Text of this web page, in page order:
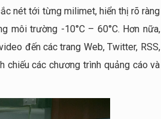
nét tới từng milimet, hiển thị rõ ràng
môi trường -10°C – 60°C. Hơn nữa,
đến các trang Web, Twitter, RSS,
chiếu các chương trình quảng cáo và